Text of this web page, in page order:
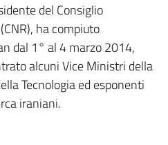
del Consiglio
ha compiuto
dal 1° al 4 marzo 2014,
alcuni Vice Ministri della
Tecnologia ed esponenti
iraniani.